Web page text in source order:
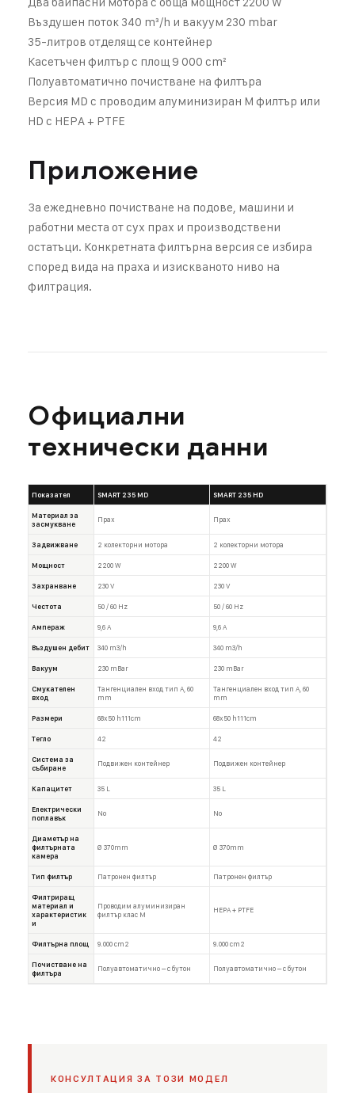
Въздушен поток 340 m³/h и вакуум 230 mbar
35-литров отделящ се контейнер
Касетъчен филтър с площ 9 000 cm²
Полуавтоматично почистване на филтъра
Версия MD с проводим алуминизиран M филтър или
HD с HEPA + PTFE
Приложение
За ежедневно почистване на подове, машини и
работни места от сух прах и производствени
остатъци. Конкретната филтърна версия се избира
според вида на праха и изискваното ниво на
филтрация.
Официални
технически данни
Показател SMART 235 MD SMART 235 HD
Материал за
засмукване
Прах Прах
Задвижване 2 колекторни мотора 2 колекторни мотора
Мощност 2200 W 2200 W
Захранване 230 V 230 V
Честота 50 / 60 Hz 50 / 60 Hz
Ампераж 9,6 A 9,6 A
Въздушен дебит 340 m3/h 340 m3/h
Вакуум 230 mBar 230 mBar
Смукателен
вход
Тангенциален вход тип A, 60
mm
Тангенциален вход тип A, 60
mm
Размери 68x50 h111cm 68x50 h111cm
Тегло 42 42
Система за
събиране
Подвижен контейнер Подвижен контейнер
Капацитет 35 L 35 L
Електрически
поплавък
No No
Диаметър на
филтърната
камера
Ø 370mm Ø 370mm
Тип филтър Патронен филтър Патронен филтър
Филтриращ
материал и
характеристик
и
Проводим алуминизиран
филтър клас M
HEPA + PTFE
Филтърна площ 9.000 cm2 9.000 cm2
Почистване на
филтъра
Полуавтоматично – с бутон Полуавтоматично – с бутон
КОНСУЛТАЦИЯ ЗА ТОЗИ МОДЕЛ